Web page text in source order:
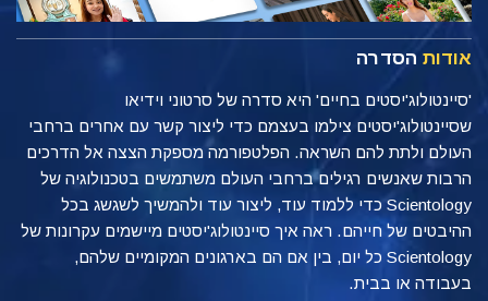
אודות הסדרה
'סיינטולוג'יסטים בחיים' היא סדרה של סרטוני וידיאו
שסיינטולוג'יסטים צילמו בעצמם כדי ליצור קשר עם אחרים ברחבי
העולם ולתת להם השראה. הפלטפורמה מספקת הצצה אל הדרכים
הרבות שאנשים רגילים ברחבי העולם משתמשים בטכנולוגיה של
Scientology כדי ללמוד עוד, ליצור עוד ולהמשיך לשגשג בכל
ההיבטים של חייהם. ראה איך סיינטולוג'יסטים מיישמים עקרונות של
Scientology כל יום, בין אם הם בארגונים המקומיים שלהם,
בעבודה או בבית.